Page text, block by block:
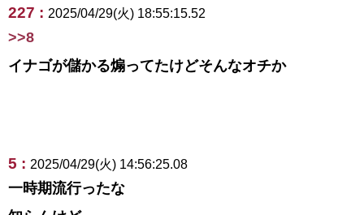
227 : 2025/04/29(火) 18:55:15.52
>>8
イナゴが儲かる煽ってたけどそんなオチか
5 : 2025/04/29(火) 14:56:25.08
一時期流行ったな